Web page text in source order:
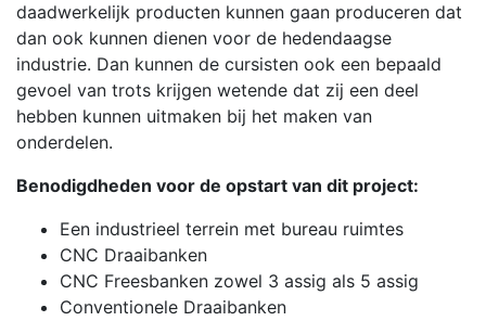
daadwerkelijk producten kunnen gaan produceren dat
dan ook kunnen dienen voor de hedendaagse
industrie. Dan kunnen de cursisten ook een bepaald
gevoel van trots krijgen wetende dat zij een deel
hebben kunnen uitmaken bij het maken van
onderdelen.
Benodigdheden voor de opstart van dit project:
Een industrieel terrein met bureau ruimtes
CNC Draaibanken
CNC Freesbanken zowel 3 assig als 5 assig
Conventionele Draaibanken